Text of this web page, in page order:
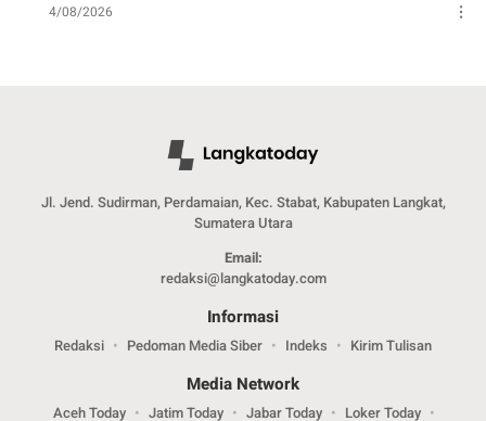
4/08/2026
Jl. Jend. Sudirman, Perdamaian, Kec. Stabat, Kabupaten Langkat,
Sumatera Utara
Email:
redaksi@langkatoday.com
Informasi
Redaksi Pedoman Media Siber Indeks Kirim Tulisan
Media Network
Aceh Today Jatim Today Jabar Today Loker Today